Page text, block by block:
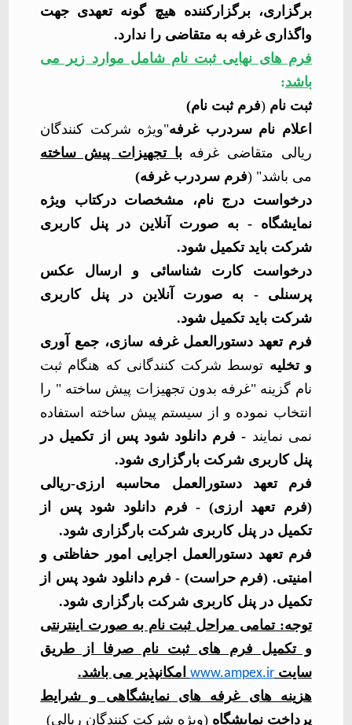
برگزاری، برگزارکننده هیچ گونه تعهدی جهت
واگذاری غرفه به متقاضی را ندارد.
فرم های نهایی ثبت نام شامل موارد زیر می
باشد:
ثبت نام (فرم ثبت نام)
اعلام نام سردرب غرفه"ویژه شرکت کنندگان
ریالی متقاضی غرفهبا تجهیزات پیش ساخته
می باشد" (فرم سردرب غرفه)
درخواست درج نام، مشخصات درکتاب ویژه
نمایشگاه
- به صورت آنلاین در پنل کاربری
شرکت باید تکمیل شود.
درخواست کارت شناسائی و ارسال عکس
پرسنلی - به صورت آنلاین در پنل کاربری
شرکت باید تکمیل شود.
فرم تعهد دستورالعمل غرفه سازی، جمع آوری
و تخلیه توسط شرکت کنندگانی که هنگام ثبت
نام گزینه "غرفه بدون تجهیزات پیش ساخته " را
انتخاب نموده و از سیستم پیش ساخته استفاده
نمی نمایند - فرم دانلود شود پس از تکمیل در
پنل کاربری شرکت بارگزاری شود.
فرم تعهد دستورالعمل محاسبه ارزی-ریالی
(فرم تعهد ارزی) - فرم دانلود شود پس از
تکمیل در پنل کاربری شرکت بارگزاری شود.
فرم تعهد دستورالعمل اجرایی امور حفاظتی و
امنیتی. (فرم حراست) - فرم دانلود شود پس از
تکمیل در پنل کاربری شرکت بارگزاری شود.
توجه: تمامی مراحل ثبت نام به صورت اینترنتی
و تکمیل فرم های ثبت نام صرفا از طریق
سایتwww.ampex.ir امکانپذیر می باشد.
هزینه های غرفه های نمایشگاهی و شرایط
پرداخت نمایشگاه(ویژه شرکت کنندگان ریالی)